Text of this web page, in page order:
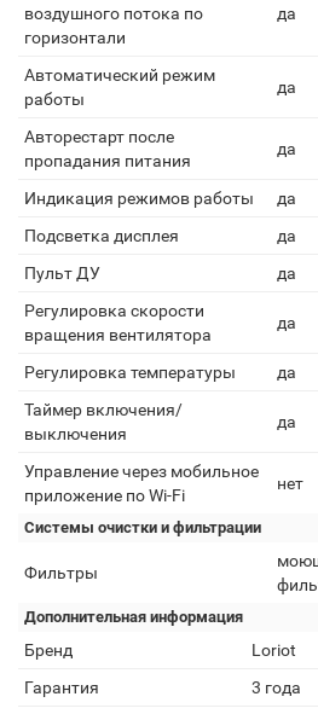
воздушного потока по
горизонтали
да
Автоматический режим
работы
да
Авторестарт после
пропадания питания
да
Индикация режимов работы
да
Подсветка дисплея
да
Пульт ДУ
да
Регулировка скорости
вращения вентилятора
да
Регулировка температуры
да
Таймер включения/
выключения
да
Управление через мобильное
приложение по Wi-Fi
нет
Системы очистки и фильтрации
Фильтры
Дополнительная информация
Бренд
Loriot
Гарантия
3 года